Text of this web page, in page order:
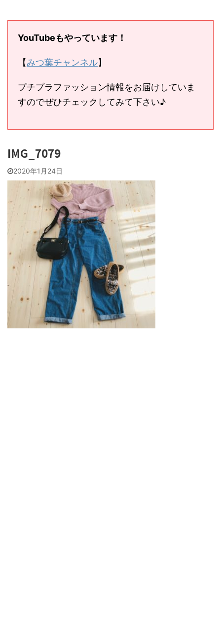
YouTubeもやっています！
【みつ葉チャンネル】
プチプラファッション情報をお届けしていま
すのでぜひチェックしてみて下さい♪
IMG_7079
2020年1月24日